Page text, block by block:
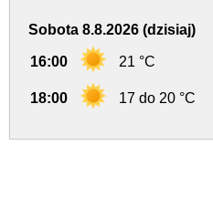
Sobota 8.8.2026 (dzisiaj)
16:00 21 °C
18:00 17 do 20 °C